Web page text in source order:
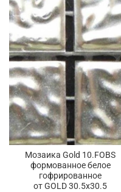
Мозаика Gold 10.FOBS
формованное белое
гофрированное
от GOLD 30.5x30.5